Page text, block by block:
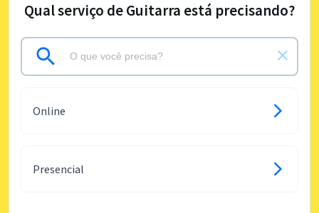
Qual serviço de Guitarra está precisando?
Online
Presencial